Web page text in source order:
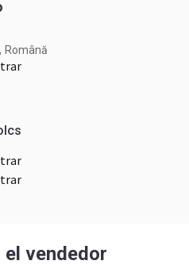
Română
vendedor